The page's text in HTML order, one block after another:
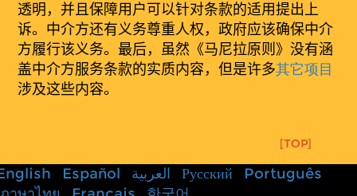
透明，并且保障用户可以针对条款的适用提出上
诉。中介方还有义务尊重人权，政府应该确保中介
方履行该义务。最后，虽然《马尼拉原则》没有涵
盖中介方服务条款的实质内容，但是许多其它项目
涉及这些内容。
[TOP]
Español العربية Русский
Português